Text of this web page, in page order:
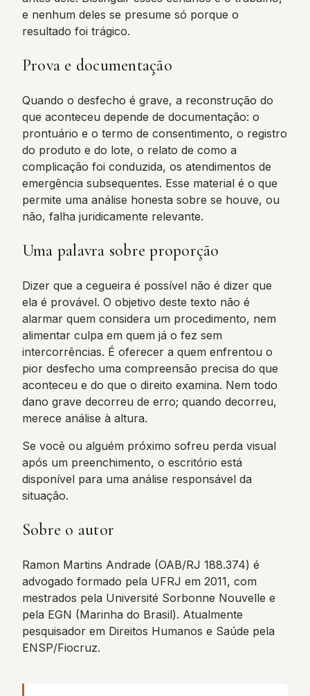
e nenhum deles se presume só porque o
resultado foi trágico.
Prova e documentação
Quando o desfecho é grave, a reconstrução do
que aconteceu depende de documentação: o
prontuário e o termo de consentimento, o registro
do produto e do lote, o relato de como a
complicação foi conduzida, os atendimentos de
emergência subsequentes. Esse material é o que
permite uma análise honesta sobre se houve, ou
não, falha juridicamente relevante.
Uma palavra sobre proporção
Dizer que a cegueira é possível não é dizer que
ela é provável. O objetivo deste texto não é
alarmar quem considera um procedimento, nem
alimentar culpa em quem já o fez sem
intercorrências. É oferecer a quem enfrentou o
pior desfecho uma compreensão precisa do que
aconteceu e do que o direito examina. Nem todo
dano grave decorreu de erro; quando decorreu,
merece análise à altura.
Se você ou alguém próximo sofreu perda visual
após um preenchimento, o escritório está
disponível para uma análise responsável da
situação.
Sobre o autor
Ramon Martins Andrade (OAB/RJ 188.374) é
advogado formado pela UFRJ em 2011, com
mestrados pela Université Sorbonne Nouvelle e
pela EGN (Marinha do Brasil). Atualmente
pesquisador em Direitos Humanos e Saúde pela
ENSP/Fiocruz.